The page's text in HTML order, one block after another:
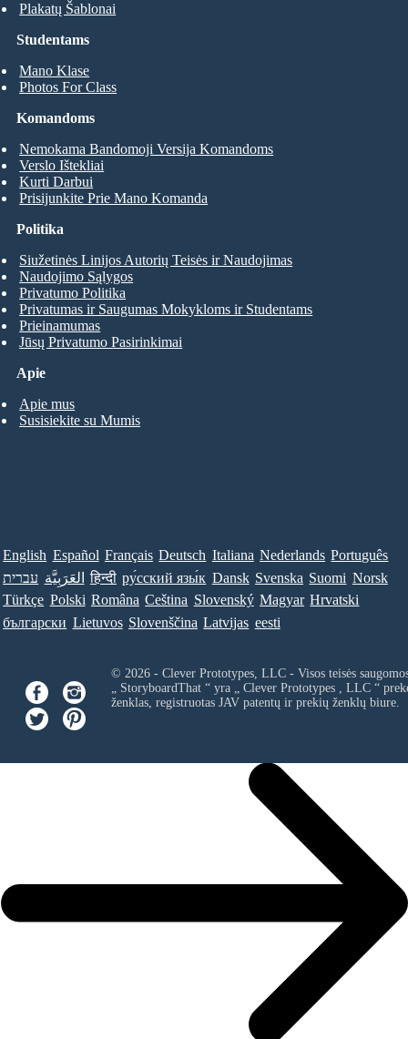
Studentams
Mano Klase
Photos For Class
Plakatų Šablonai
Komandoms
Nemokama Bandomoji Versija Komandoms
Verslo Ištekliai
Kurti Darbui
Prisijunkite Prie Mano Komanda
Apie
Apie mus
Susisiekite su Mumis
Politika
Siužetinės Linijos Autorių Teisės ir Naudojimas
Naudojimo Sąlygos
Privatumo Politika
Privatumas ir Saugumas Mokykloms ir Studentams
Prieinamumas
Jūsų Privatumo Pasirinkimai
English Español Français Deutsch Italiana Nederlands Português
עברית العَرَبِيَّة हिन्दी ру́сский язы́к Dansk Svenska Suomi Norsk
Türkçe Polski Româna Ceština Slovenský Magyar Hrvatski
български Lietuvos Slovenščina Latvijas eesti
© 2026 - Clever Prototypes, LLC - Visos teisės
„ StoryboardThat “ yra „ Clever Prototypes , LLC“
ženklas, registruotas JAV patentų ir prekių ženklų biure.